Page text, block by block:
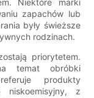
Niektóre marki
zapachów lub
były świeższe
rodzinach.
priorytetem.
temat obróbki
produkty
z